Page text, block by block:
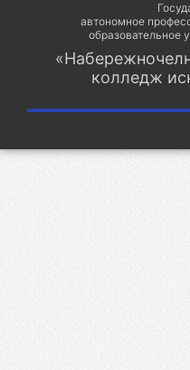
автономное
образовательное
колледж